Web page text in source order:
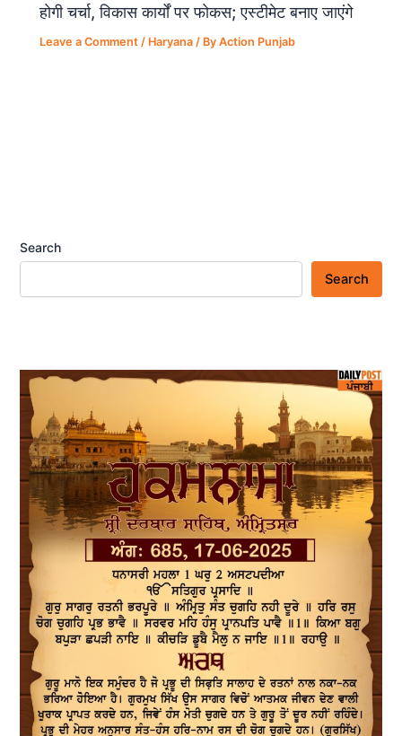
होगी चर्चा, विकास कार्यों पर फोकस; एस्टीमेट बनाए जाएंगे
Leave a Comment / Haryana / ByAction Punjab
Search
Search